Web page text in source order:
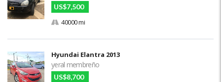
US$7,500
40000 mi
Hyundai Elantra 2013
yeral membreño
US$8,700